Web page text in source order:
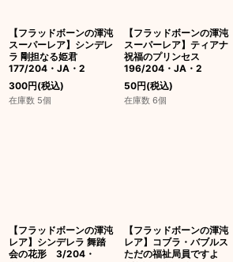
【フラッドボーンの渾沌
スーパーレア】シンデレ
ラ 剛担なる姫君
177/204・JA・2
300円(税込)
在庫数 5個
【フラッドボーンの渾沌
スーパーレア】ティアナ
祝福のプリンセス
196/204・JA・2
50円(税込)
在庫数 6個
【フラッドボーンの渾沌
レア】シンデレラ 舞踏
会の花形 3/204・
【フラッドボーンの渾沌
レア】コブラ・バブルス
ただの福祉局員ですよ